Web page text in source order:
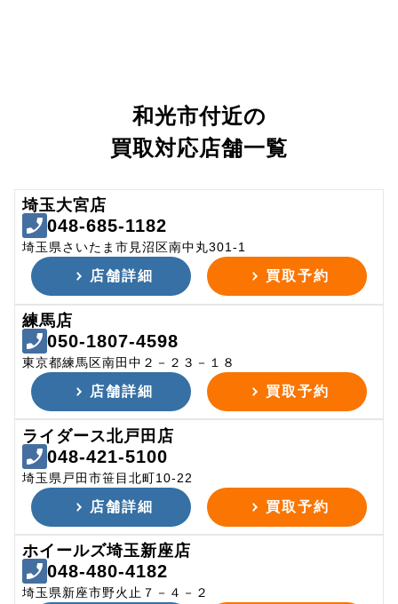
和光市付近の
買取対応店舗一覧
埼玉大宮店
048-685-1182
埼玉県さいたま市見沼区南中丸301-1
店舗詳細 買取予約
練馬店
050-1807-4598
東京都練馬区南田中２－２３－１８
店舗詳細 買取予約
ライダース北戸田店
048-421-5100
埼玉県戸田市笹目北町10-22
店舗詳細 買取予約
ホイールズ埼玉新座店
048-480-4182
埼玉県新座市野火止７－４－２